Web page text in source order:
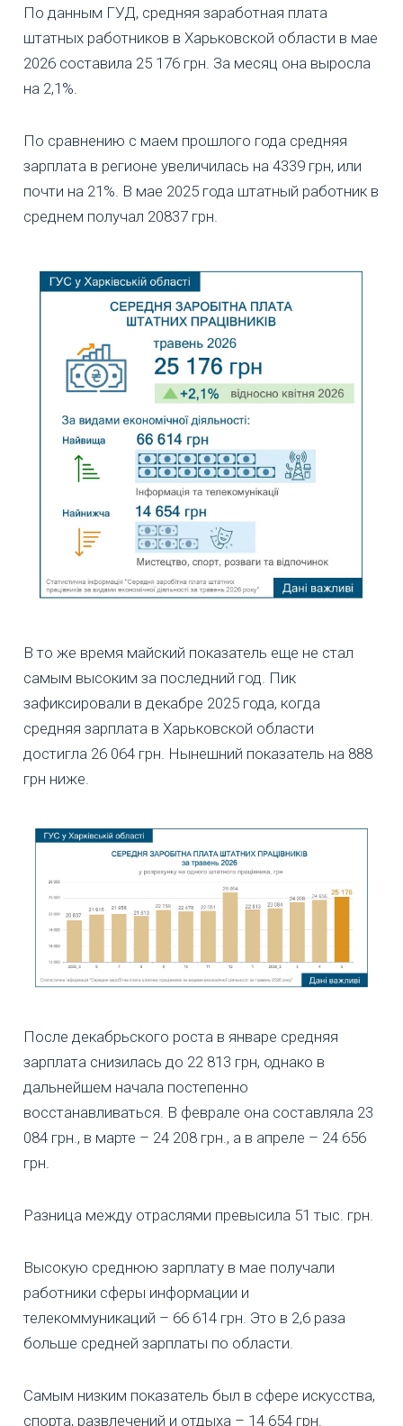
По данным ГУД, средняя заработная плата
штатных работников в Харьковской области в мае
2026 составила 25 176 грн. За месяц она выросла
на 2,1%.
По сравнению с маем прошлого года средняя
зарплата в регионе увеличилась на 4339 грн, или
почти на 21%. В мае 2025 года штатный работник в
среднем получал 20837 грн.
В то же время майский показатель еще не стал
самым высоким за последний год. Пик
зафиксировали в декабре 2025 года, когда
средняя зарплата в Харьковской области
достигла 26 064 грн. Нынешний показатель на 888
грн ниже.
После декабрьского роста в январе средняя
зарплата снизилась до 22 813 грн, однако в
дальнейшем начала постепенно
восстанавливаться. В феврале она составляла 23
084 грн., в марте – 24 208 грн., а в апреле – 24 656
грн.
Разница между отраслями превысила 51 тыс. грн.
Высокую среднюю зарплату в мае получали
работники сферы информации и
телекоммуникаций – 66 614 грн. Это в 2,6 раза
больше средней зарплаты по области.
Самым низким показатель был в сфере искусства,
спорта, развлечений и отдыха – 14 654 грн.